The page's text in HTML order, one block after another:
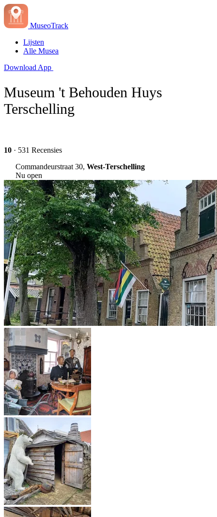
MuseoTrack
Lijsten
Alle Musea
Download App
Museum 't Behouden Huys
Terschelling
10 · 531 Recensies
Commandeurstraat 30, West-Terschelling
Nu open